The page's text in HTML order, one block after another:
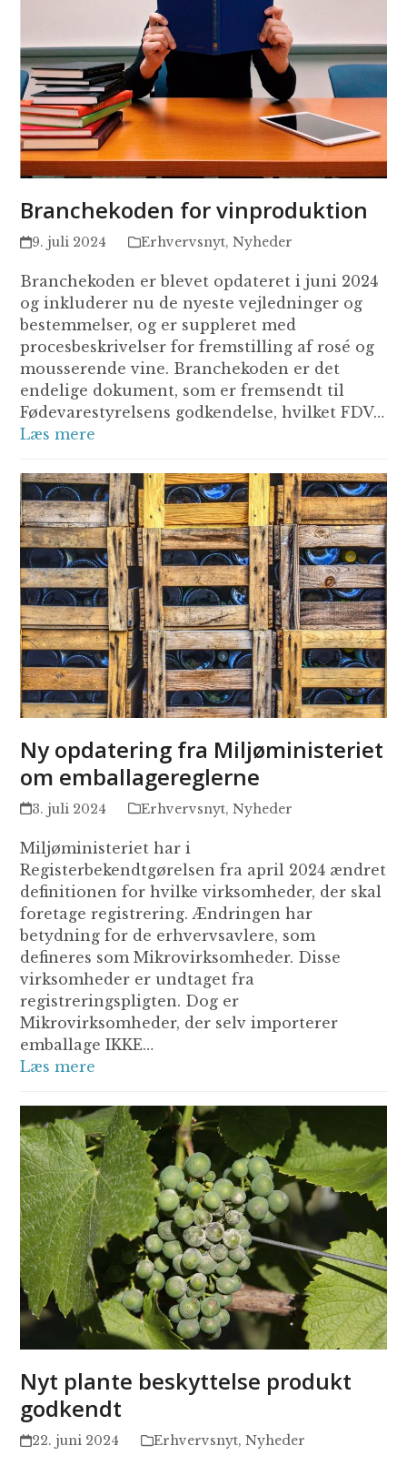
Branchekoden for vinproduktion
9. juli 2024 Erhvervsnyt, Nyheder
Branchekoden er blevet opdateret i juni 2024
og inkluderer nu de nyeste vejledninger og
bestemmelser, og er suppleret med
procesbeskrivelser for fremstilling af rosé og
mousserende vine. Branchekoden er det
endelige dokument, som er fremsendt til
Fødevarestyrelsens godkendelse, hvilket FDV…
Læs mere
Ny opdatering fra Miljøministeriet
om emballagereglerne
3. juli 2024 Erhvervsnyt, Nyheder
Miljøministeriet har i
Registerbekendtgørelsen fra april 2024 ændret
definitionen for hvilke virksomheder, der skal
foretage registrering. Ændringen har
betydning for de erhvervsavlere, som
defineres som Mikrovirksomheder. Disse
virksomheder er undtaget fra
registreringspligten. Dog er
Mikrovirksomheder, der selv importerer
emballage IKKE…
Læs mere
Nyt plante beskyttelse produkt
godkendt
22. juni 2024 Erhvervsnyt, Nyheder